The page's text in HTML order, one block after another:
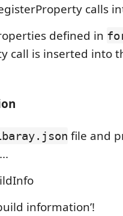
calls
defined in
call is inserted into
file and
information’!